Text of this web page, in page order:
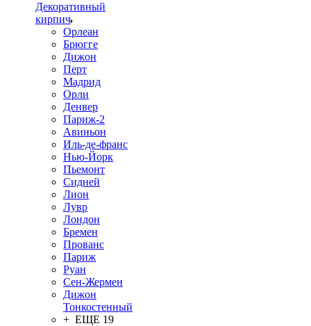
Декоративный
кирпич
Орлеан
Брюгге
Дижон
Перт
Мадрид
Орли
Денвер
Париж-2
Авиньон
Иль-де-франс
Нью-Йорк
Пьемонт
Сидней
Лион
Лувр
Лондон
Бремен
Прованс
Париж
Руан
Сен-Жермен
Дижон
Тонкостенный
+ ЕЩЕ 19